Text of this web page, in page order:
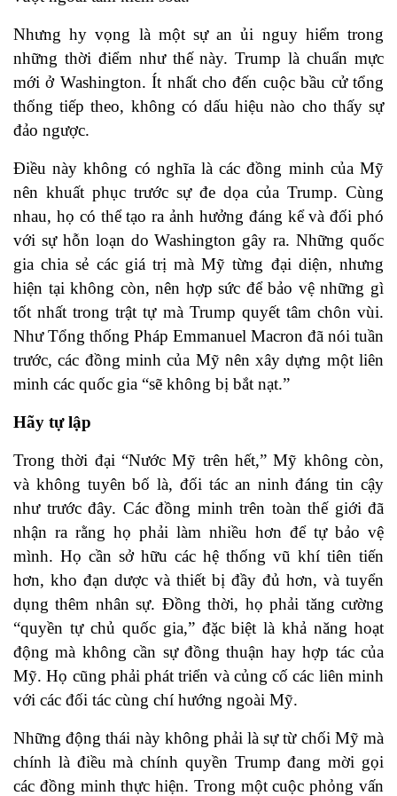
Nhưng hy vọng là một sự an ủi nguy hiểm trong
những thời điểm như thế này. Trump là chuẩn mực
mới ở Washington. Ít nhất cho đến cuộc bầu cử tổng
thống tiếp theo, không có dấu hiệu nào cho thấy sự
đảo ngược.
Điều này không có nghĩa là các đồng minh của Mỹ
nên khuất phục trước sự đe dọa của Trump. Cùng
nhau, họ có thể tạo ra ảnh hưởng đáng kể và đối phó
với sự hỗn loạn do Washington gây ra. Những quốc
gia chia sẻ các giá trị mà Mỹ từng đại diện, nhưng
hiện tại không còn, nên hợp sức để bảo vệ những gì
tốt nhất trong trật tự mà Trump quyết tâm chôn vùi.
Như Tổng thống Pháp Emmanuel Macron đã nói tuần
trước, các đồng minh của Mỹ nên xây dựng một liên
minh các quốc gia “sẽ không bị bắt nạt.”
Hãy tự lập
Trong thời đại “Nước Mỹ trên hết,” Mỹ không còn,
và không tuyên bố là, đối tác an ninh đáng tin cậy
như trước đây. Các đồng minh trên toàn thế giới đã
nhận ra rằng họ phải làm nhiều hơn để tự bảo vệ
mình. Họ cần sở hữu các hệ thống vũ khí tiên tiến
hơn, kho đạn dược và thiết bị đầy đủ hơn, và tuyển
dụng thêm nhân sự. Đồng thời, họ phải tăng cường
“quyền tự chủ quốc gia,” đặc biệt là khả năng hoạt
động mà không cần sự đồng thuận hay hợp tác của
Mỹ. Họ cũng phải phát triển và củng cố các liên minh
với các đối tác cùng chí hướng ngoài Mỹ.
Những động thái này không phải là sự từ chối Mỹ mà
chính là điều mà chính quyền Trump đang mời gọi
các đồng minh thực hiện. Trong một cuộc phỏng vấn